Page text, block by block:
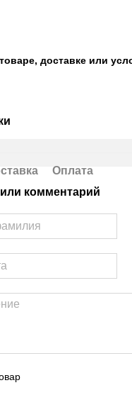
доставке или
Оплата
комментарий